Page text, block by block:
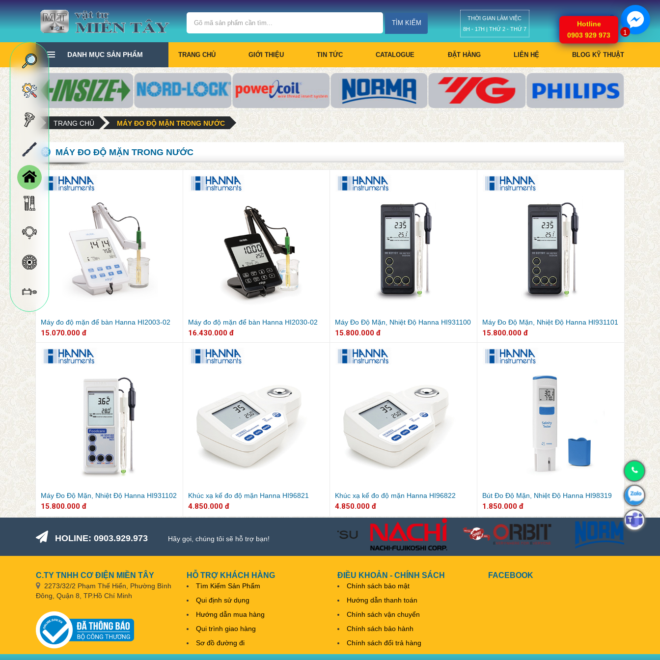
TÌM KIẾM
THỜI GIAN LÀM VIỆC
8H - 17H | THỨ 2 - THỨ 7
Giỏ hàng
DANH MỤC SẢN PHẨM TRANG CHỦ GIỚI THIỆU TIN TỨC CATALOGUE ĐẶT HÀNG LIÊN HỆ BLOG KỸ THUẬT
TRANG CHỦ MÁY ĐO ĐỘ MẶN TRONG NƯỚC
MÁY ĐO ĐỘ MẶN TRONG NƯỚC
Máy đo độ mặn để bàn Hanna HI2003-02
15.070.000 đ
Máy đo độ mặn để bàn Hanna HI2030-02
16.430.000 đ
Máy Đo Độ Mặn, Nhiệt Độ Hanna HI931100
15.800.000 đ
Máy Đo Độ Mặn, Nhiệt Độ Hanna HI931101
15.800.000 đ
Máy Đo Độ Mặn, Nhiệt Độ Hanna HI931102
15.800.000 đ
Khúc xạ kế đo độ mặn Hanna HI96821
4.850.000 đ
Khúc xạ kế đo độ mặn Hanna HI96822
4.850.000 đ
Bút Đo Độ Mặn, Nhiệt Độ Hanna HI98319
1.850.000 đ
HOLINE: 0903.929.973 Hãy gọi, chúng tôi sẽ hỗ trợ bạn!
C.TY TNHH CƠ ĐIỆN MIỀN TÂY
2273/32/2 Phạm Thế Hiển, Phường Bình
Đông, Quận 8, TP.Hồ Chí Minh
HỖ TRỢ KHÁCH HÀNG
Tìm Kiếm Sản Phẩm
Qui định sử dụng
Hướng dẫn mua hàng
Qui trình giao hàng
Sơ đồ đường đi
ĐIỀU KHOẢN - CHÍNH SÁCH
Chính sách bảo mật
Hướng dẫn thanh toán
Chính sách vận chuyển
Chính sách bảo hành
Chính sách đổi trả hàng
FACEBOOK
1
Hotline
0903 929 973